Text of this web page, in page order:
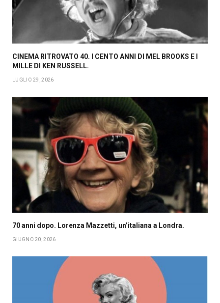
CINEMA RITROVATO 40. I CENTO ANNI DI MEL BROOKS E I
MILLE DI KEN RUSSELL.
LUGLIO 29, 2026
70 anni dopo. Lorenza Mazzetti, un’italiana a Londra.
GIUGNO 20, 2026